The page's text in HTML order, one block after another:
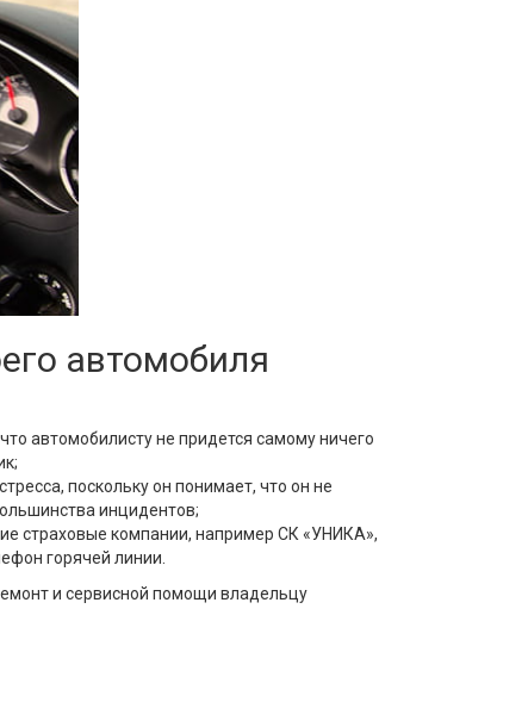
автомобиля
автомобилисту не придется самому ничего
поскольку он понимает, что он не
инцидентов;
страховые компании, например СК «УНИКА»,
горячей линии.
и сервисной помощи владельцу